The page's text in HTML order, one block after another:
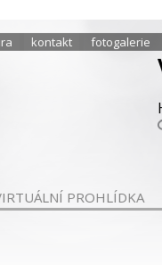
kontakt fotogalerie
PROHLÍDKA